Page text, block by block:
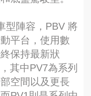
型陣容，PBV 將
平台，使用數
保持最新狀
其中PV7為系列
空間以及更長